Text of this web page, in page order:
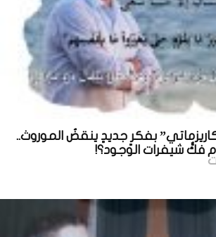
بفكرٍ جديدٍ ينقضُ الموروث..
فكُّ شيفرات الوجود؟!